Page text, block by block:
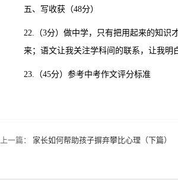
五、写收获（48分）
22.（3分）做中学，只有把用起来的知识
来；语文让我关注学科间的联系，让我明
23.（45分）参考中考作文评分标准
上一篇： 家长如何帮助孩子摒弃攀比心理（下篇）